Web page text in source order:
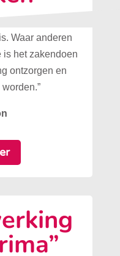
Beveiliging
Waar anderen
is het zakendoen
ontzorgen en